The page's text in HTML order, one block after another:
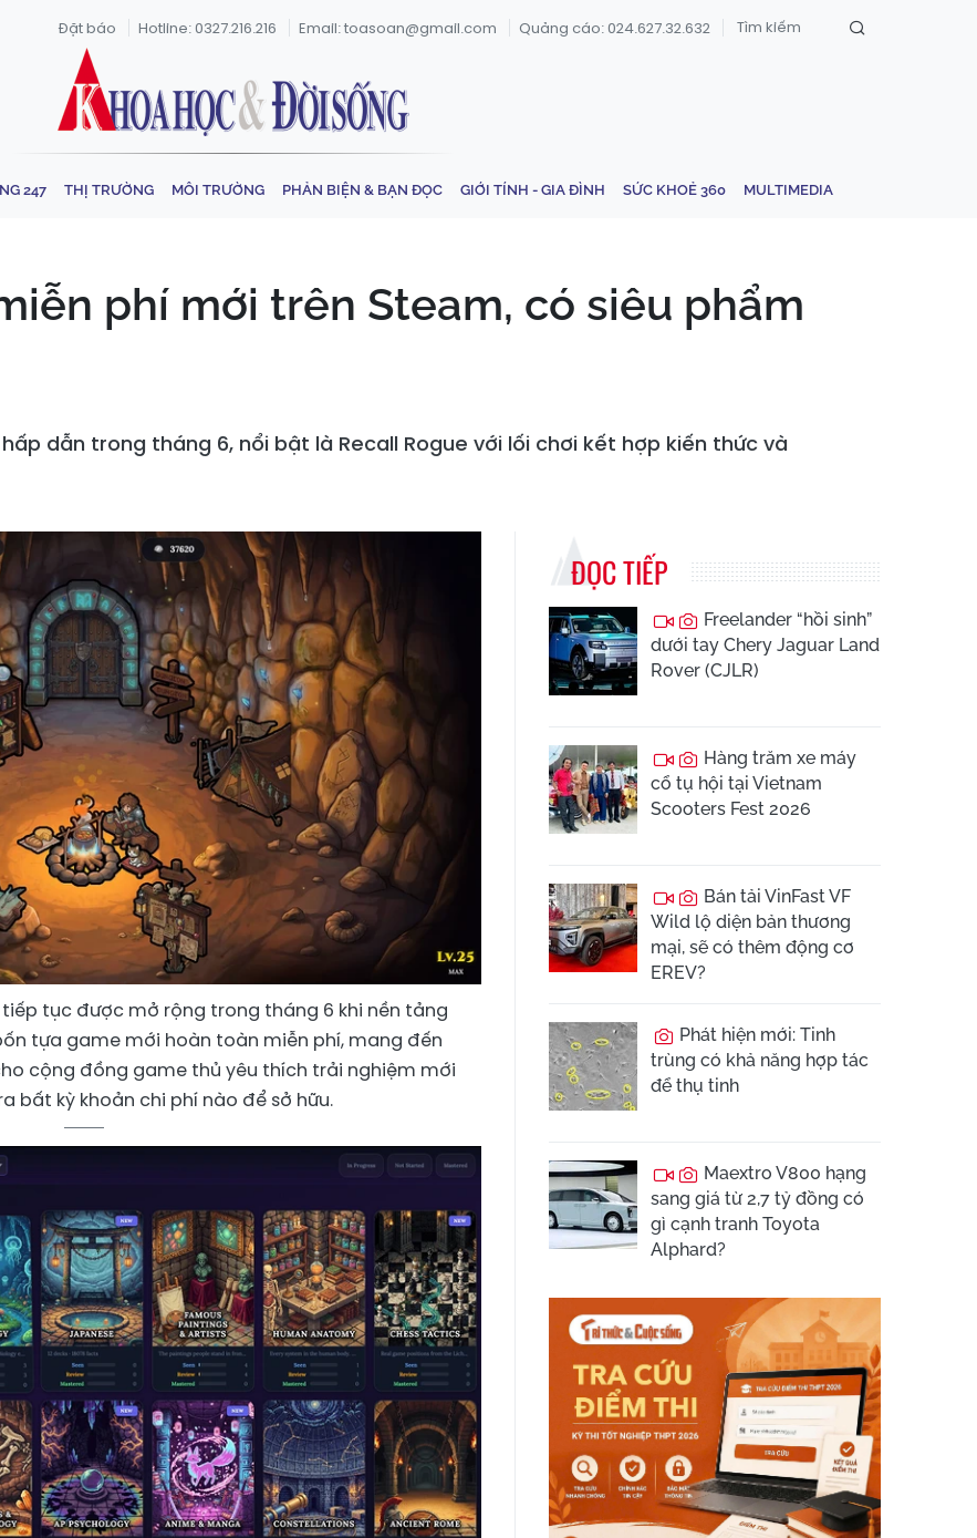
Đặt báo Hotline: 0327.216.216 Email: toasoan@gmail.com Quảng cáo: 024.627.32.632
247 THỊ TRƯỜNG MÔI TRƯỜNG PHẢN BIỆN & BẠN ĐỌC GIỚI TÍNH - GIA ĐÌNH SỨC KHOẺ 360 MULTIMEDIA
phí mới trên Steam, có siêu phẩm
dẫn trong tháng 6, nổi bật là Recall Rogue với lối chơi kết hợp kiến thức và
tục được mở rộng trong tháng 6 khi nền tảng
tựa game mới hoàn toàn miễn phí, mang đến
cộng đồng game thủ yêu thích trải nghiệm mới
bất kỳ khoản chi phí nào để sở hữu.
ĐỌC TIẾP
Freelander “hồi sinh”
dưới tay Chery Jaguar Land
Rover (CJLR)
Hàng trăm xe máy
cổ tụ hội tại Vietnam
Scooters Fest 2026
Bán tải VinFast VF
Wild lộ diện bản thương
mại, sẽ có thêm động cơ
EREV?
Phát hiện mới: Tinh
trùng có khả năng hợp tác
để thụ tinh
Maextro V800 hạng
sang giá từ 2,7 tỷ đồng có
gì cạnh tranh Toyota
Alphard?